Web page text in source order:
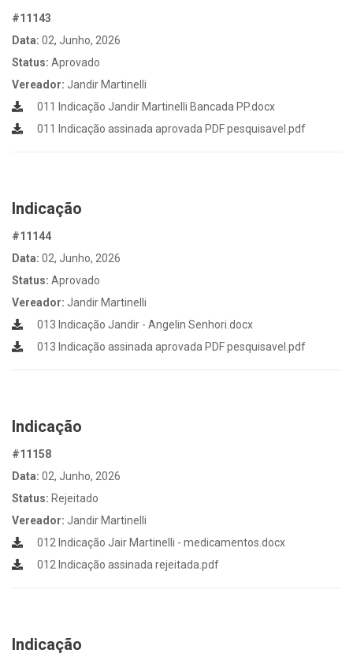
#11143
Data: 02, Junho, 2026
Status: Aprovado
Vereador: Jandir Martinelli
011 Indicação Jandir Martinelli Bancada PP.docx
011 Indicação assinada aprovada PDF pesquisavel.pdf
Indicação
#11144
Data: 02, Junho, 2026
Status: Aprovado
Vereador: Jandir Martinelli
013 Indicação Jandir - Angelin Senhori.docx
013 Indicação assinada aprovada PDF pesquisavel.pdf
Indicação
#11158
Data: 02, Junho, 2026
Status: Rejeitado
Vereador: Jandir Martinelli
012 Indicação Jair Martinelli - medicamentos.docx
012 Indicação assinada rejeitada.pdf
Indicação